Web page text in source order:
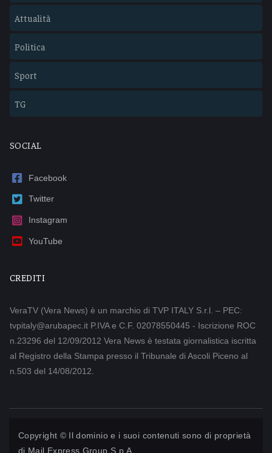
Attualità
Politica
Sport
TG
SOCIAL
Facebook
Twitter
Instagram
YouTube
CREDITI
VeraTV (Vera News) è un marchio di TVP ITALY S.r.l. – PEC:
tvpitaly@arubapec.it P.IVA e C.F. 02078550445 - Iscrizione ROC
n.23296 del 12/09/2012 Vera News è testata giornalistica iscritta
al Registro della Stampa presso il Tribunale di Ascoli Piceno al
n.503 del 14/08/2012.
Copyright © Il dominio e i suoi contenuti sono di proprietà
di Mail Express Group S.p.A.